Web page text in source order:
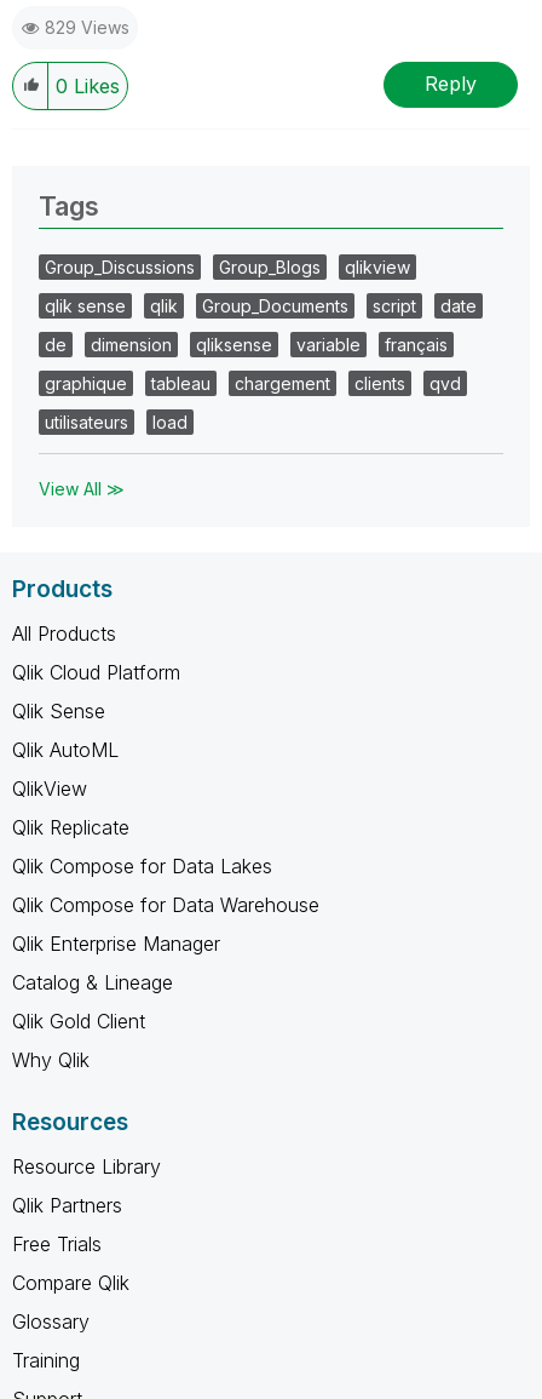
829 Views
0 Likes Reply
Tags
Group_Discussions Group_Blogs
qlikview
qlik sense
qlik Group_Documents script
date
de
dimension qliksense variable
français
graphique
tableau chargement clients
qvd
utilisateurs
load
View All ≫
Products
All Products
Qlik Cloud Platform
Qlik Sense
Qlik AutoML
QlikView
Qlik Replicate
Qlik Compose for Data Lakes
Qlik Compose for Data Warehouse
Qlik Enterprise Manager
Catalog & Lineage
Qlik Gold Client
Why Qlik
Resources
Resource Library
Qlik Partners
Free Trials
Compare Qlik
Glossary
Training